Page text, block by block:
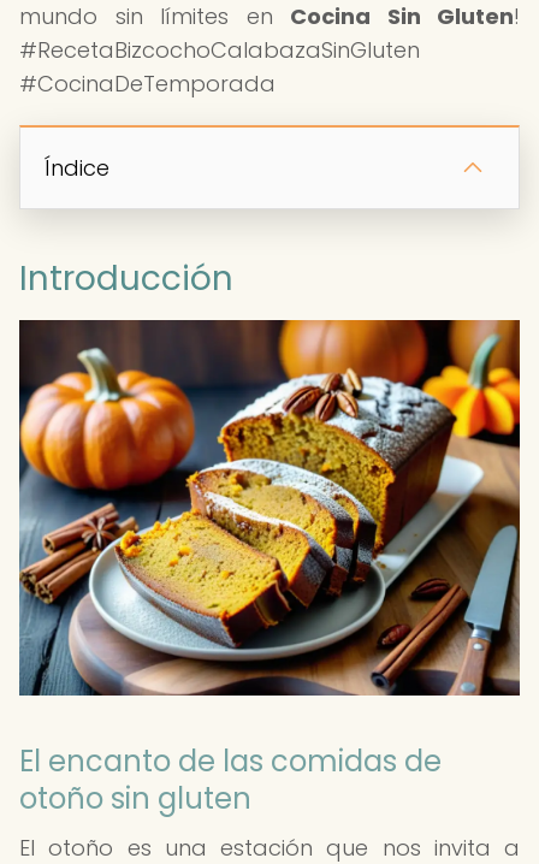
mundo sin límites en Cocina Sin Gluten!
#RecetaBizcochoCalabazaSinGluten
#CocinaDeTemporada
Índice
Introducción
El encanto de las comidas de
otoño sin gluten
El otoño es una estación que nos invita a